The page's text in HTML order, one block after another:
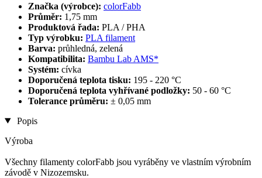
Značka (výrobce): colorFabb
Průměr: 1,75 mm
Produktová řada: PLA / PHA
Typ výrobku: PLA filament
Barva: průhledná, zelená
Kompatibilita: Bambu Lab AMS*
Systém: cívka
Doporučená teplota tisku: 195 - 220 °C
Doporučená teplota vyhřívané podložky: 50 - 60 °C
Tolerance průměru: ± 0,05 mm
Popis
Výroba
Všechny filamenty colorFabb jsou vyráběny ve vlastním výrobním
závodě v Nizozemsku.